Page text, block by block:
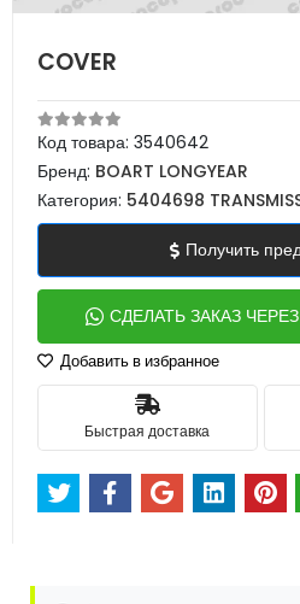
COVER
Код товара: 3540642
Бренд: BOART LONGYEAR
Категория: 5404698
Получить
СДЕЛАТЬ ЗАКАЗ ЧЕРЕЗ
Добавить в избранное
Быстрая доставка